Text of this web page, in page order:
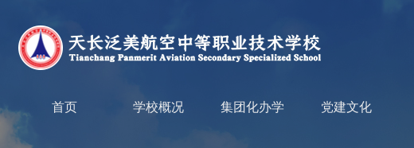
首页 学校概况 集团化办学 党建文化